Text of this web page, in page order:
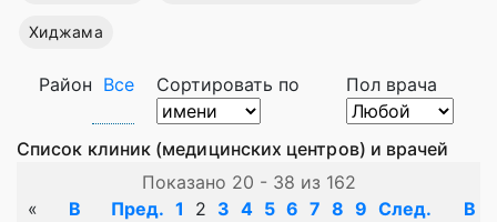
Хиджама
Район Все Сортировать по Пол врача
Список клиник (медицинских центров) и врачей
Показано 20 - 38 из 162
«
В
Пред. 1 2 3 4 5 6 7 8 9 След.
В